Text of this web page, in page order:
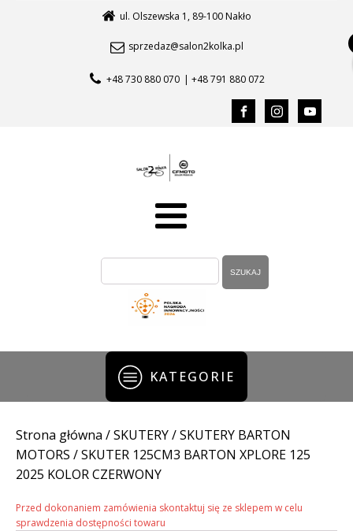
ul. Olszewska 1, 89-100 Nakło
sprzedaz@salon2kolka.pl
+48 730 880 070 | +48 791 880 072
KATEGORIE
Strona główna /SKUTERY/SKUTERY BARTON
MOTORS / SKUTER 125CM3 BARTON XPLORE 125
2025 KOLOR CZERWONY
Przed dokonaniem zamówienia skontaktuj się ze sklepem w celu
sprawdzenia dostępności towaru